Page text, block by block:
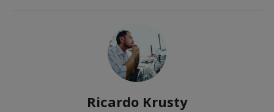
Ricardo Krusty